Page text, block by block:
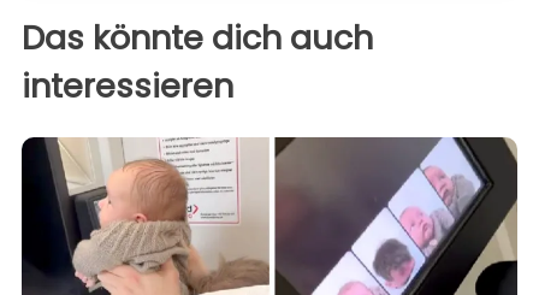
Das könnte dich auch
interessieren